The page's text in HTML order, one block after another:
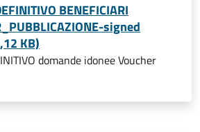
BENEFICIARI
signed
KB)
domande idonee Voucher